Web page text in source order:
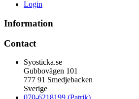
Login
Information
Contact
Syosticka.se
Gubbovägen 101
777 91 Smedjebacken
Sverige